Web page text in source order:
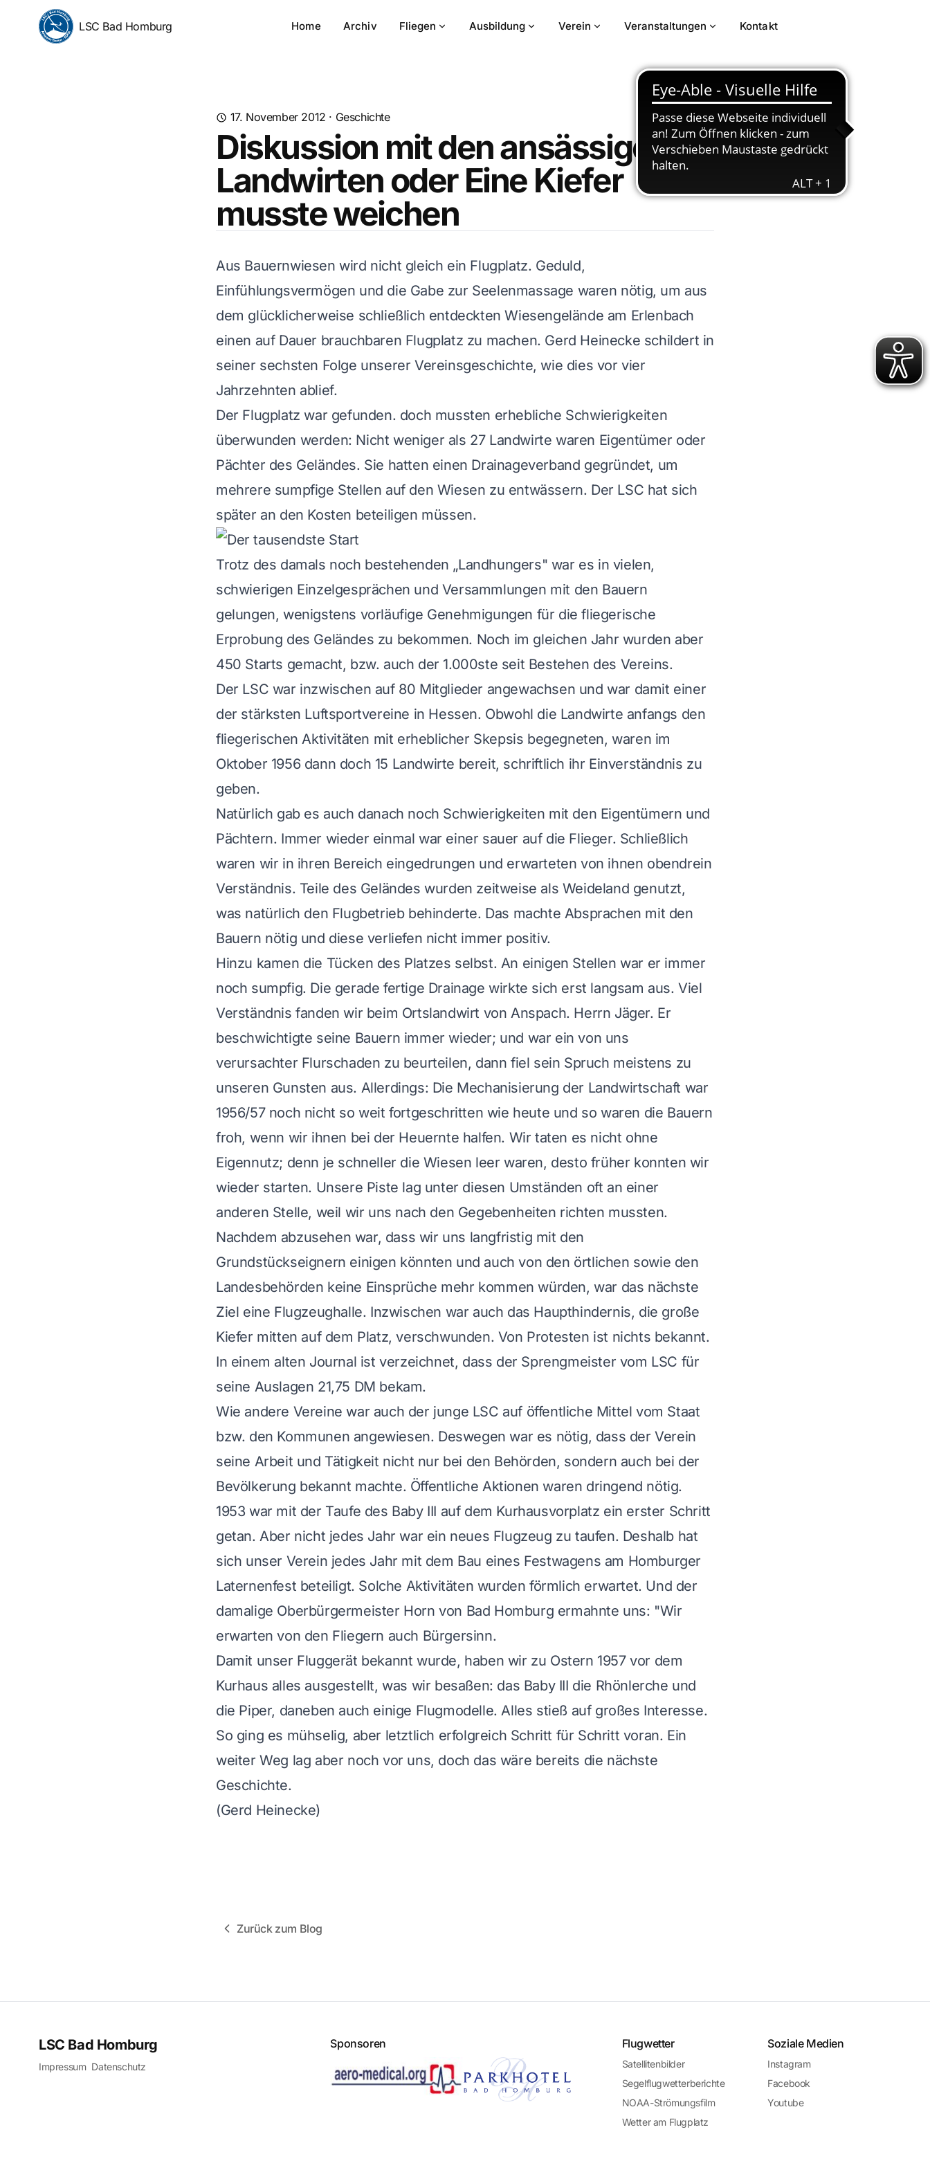
LSC Bad Homburg Home Archiv Fliegen Ausbildung Verein Veranstaltungen Kontakt
17. November 2012 · Geschichte
Diskussion mit den ansässigen
Landwirten oder Eine Kiefer
musste weichen
Aus Bauernwiesen wird nicht gleich ein Flugplatz. Geduld,
Einfühlungsvermögen und die Gabe zur Seelenmassage waren nötig, um aus
dem glücklicherweise schließlich entdeckten Wiesengelände am Erlenbach
einen auf Dauer brauchbaren Flugplatz zu machen. Gerd Heinecke schildert in
seiner sechsten Folge unserer Vereinsgeschichte, wie dies vor vier
Jahrzehnten ablief.
Der Flugplatz war gefunden. doch mussten erhebliche Schwierigkeiten
überwunden werden: Nicht weniger als 27 Landwirte waren Eigentümer oder
Pächter des Geländes. Sie hatten einen Drainageverband gegründet, um
mehrere sumpfige Stellen auf den Wiesen zu entwässern. Der LSC hat sich
später an den Kosten beteiligen müssen.
Trotz des damals noch bestehenden „Landhungers" war es in vielen,
schwierigen Einzelgesprächen und Versammlungen mit den Bauern
gelungen, wenigstens vorläufige Genehmigungen für die fliegerische
Erprobung des Geländes zu bekommen. Noch im gleichen Jahr wurden aber
450 Starts gemacht, bzw. auch der 1.000ste seit Bestehen des Vereins.
Der LSC war inzwischen auf 80 Mitglieder angewachsen und war damit einer
der stärksten Luftsportvereine in Hessen. Obwohl die Landwirte anfangs den
fliegerischen Aktivitäten mit erheblicher Skepsis begegneten, waren im
Oktober 1956 dann doch 15 Landwirte bereit, schriftlich ihr Einverständnis zu
geben.
Natürlich gab es auch danach noch Schwierigkeiten mit den Eigentümern und
Pächtern. Immer wieder einmal war einer sauer auf die Flieger. Schließlich
waren wir in ihren Bereich eingedrungen und erwarteten von ihnen obendrein
Verständnis. Teile des Geländes wurden zeitweise als Weideland genutzt,
was natürlich den Flugbetrieb behinderte. Das machte Absprachen mit den
Bauern nötig und diese verliefen nicht immer positiv.
Hinzu kamen die Tücken des Platzes selbst. An einigen Stellen war er immer
noch sumpfig. Die gerade fertige Drainage wirkte sich erst langsam aus. Viel
Verständnis fanden wir beim Ortslandwirt von Anspach. Herrn Jäger. Er
beschwichtigte seine Bauern immer wieder; und war ein von uns
verursachter Flurschaden zu beurteilen, dann fiel sein Spruch meistens zu
unseren Gunsten aus. Allerdings: Die Mechanisierung der Landwirtschaft war
1956/57 noch nicht so weit fortgeschritten wie heute und so waren die Bauern
froh, wenn wir ihnen bei der Heuernte halfen. Wir taten es nicht ohne
Eigennutz; denn je schneller die Wiesen leer waren, desto früher konnten wir
wieder starten. Unsere Piste lag unter diesen Umständen oft an einer
anderen Stelle, weil wir uns nach den Gegebenheiten richten mussten.
Nachdem abzusehen war, dass wir uns langfristig mit den
Grundstückseignern einigen könnten und auch von den örtlichen sowie den
Landesbehörden keine Einsprüche mehr kommen würden, war das nächste
Ziel eine Flugzeughalle. Inzwischen war auch das Haupthindernis, die große
Kiefer mitten auf dem Platz, verschwunden. Von Protesten ist nichts bekannt.
In einem alten Journal ist verzeichnet, dass der Sprengmeister vom LSC für
seine Auslagen 21,75 DM bekam.
Wie andere Vereine war auch der junge LSC auf öffentliche Mittel vom Staat
bzw. den Kommunen angewiesen. Deswegen war es nötig, dass der Verein
seine Arbeit und Tätigkeit nicht nur bei den Behörden, sondern auch bei der
Bevölkerung bekannt machte. Öffentliche Aktionen waren dringend nötig.
1953 war mit der Taufe des Baby III auf dem Kurhausvorplatz ein erster Schritt
getan. Aber nicht jedes Jahr war ein neues Flugzeug zu taufen. Deshalb hat
sich unser Verein jedes Jahr mit dem Bau eines Festwagens am Homburger
Laternenfest beteiligt. Solche Aktivitäten wurden förmlich erwartet. Und der
damalige Oberbürgermeister Horn von Bad Homburg ermahnte uns: "Wir
erwarten von den Fliegern auch Bürgersinn.
Damit unser Fluggerät bekannt wurde, haben wir zu Ostern 1957 vor dem
Kurhaus alles ausgestellt, was wir besaßen: das Baby III die Rhönlerche und
die Piper, daneben auch einige Flugmodelle. Alles stieß auf großes Interesse.
So ging es mühselig, aber letztlich erfolgreich Schritt für Schritt voran. Ein
weiter Weg lag aber noch vor uns, doch das wäre bereits die nächste
Geschichte.
(Gerd Heinecke)
Zurück zum Blog
LSC Bad Homburg
Impressum Datenschutz
Sponsoren Flugwetter
Satellitenbilder
Segelflugwetterberichte
NOAA-Strömungsfilm
Wetter am Flugplatz
Soziale Medien
Instagram
Facebook
Youtube